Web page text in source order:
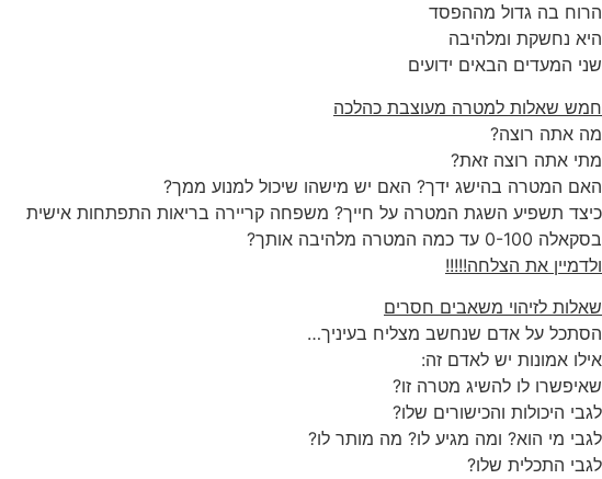
הרוח בה גדול מההפסד
היא נחשקת ומלהיבה
שני המעדים הבאים ידועים
חמש שאלות למטרה מעוצבת כהלכה
מה אתה רוצה?
מתי אתה רוצה זאת?
האם המטרה בהישג ידך? האם יש מישהו שיכול למנוע ממך?
כיצד תשפיע השגת המטרה על חייך? משפחה קריירה בריאות התפתחות אישית
בסקאלה 0-100 עד כמה המטרה מלהיבה אותך?
ולדמיין את הצלחה!!!!!
שאלות לזיהוי משאבים חסרים
הסתכל על אדם שנחשב מצליח בעיניך…
אילו אמונות יש לאדם זה:
שאיפשרו לו להשיג מטרה זו?
לגבי היכולות והכישורים שלו?
לגבי מי הוא? ומה מגיע לו? מה מותר לו?
לגבי התכלית שלו?